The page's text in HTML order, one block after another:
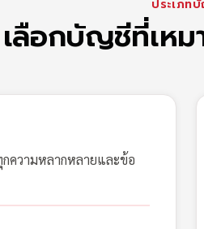
ประเภท
เลือกบัญชีที่เห
ความหลากหลายและข้อ